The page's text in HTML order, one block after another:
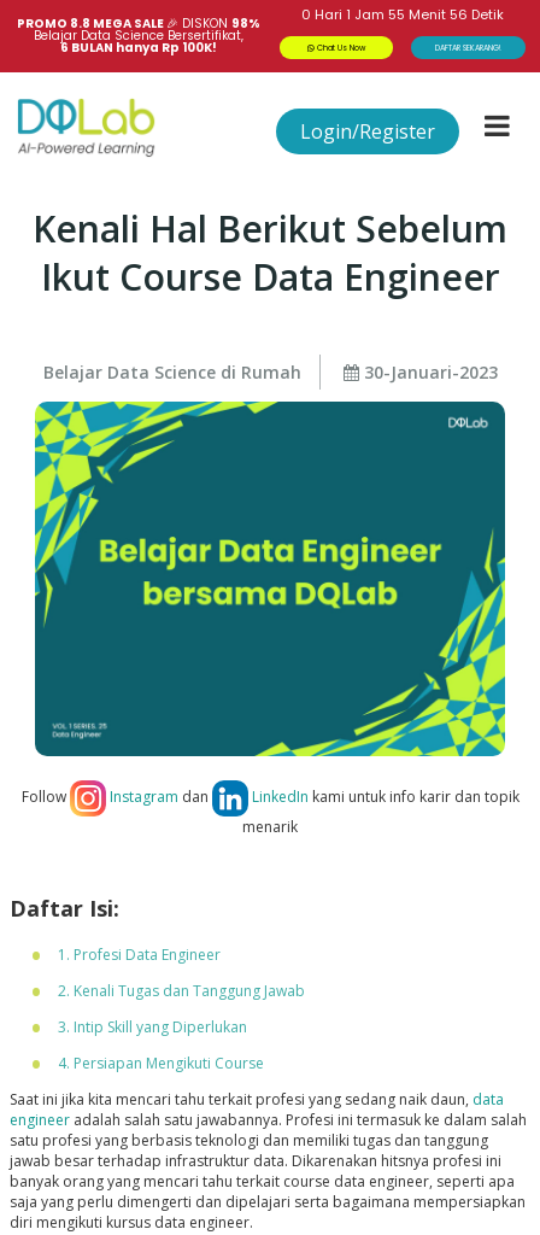
PROMO 8.8 MEGA SALE 🎉 DISKON 98%
Belajar Data Science Bersertifikat,
6 BULAN hanya Rp 100K!
0 Hari 1 Jam 55 Menit 56 Detik
Chat Us Now DAFTAR SEKARANG!
Login/Register
Kenali Hal Berikut Sebelum
Ikut Course Data Engineer
Belajar Data Science di Rumah 30-Januari-2023
Follow Instagram dan LinkedIn kami untuk info karir dan topik
menarik
Daftar Isi:
1. Profesi Data Engineer
2. Kenali Tugas dan Tanggung Jawab
3. Intip Skill yang Diperlukan
4. Persiapan Mengikuti Course
Saat ini jika kita mencari tahu terkait profesi yang sedang naik daun, data
engineeradalah salah satu jawabannya. Profesi ini termasuk ke dalam salah
satu profesi yang berbasis teknologi dan memiliki tugas dan tanggung
jawab besar terhadap infrastruktur data. Dikarenakan hitsnya profesi ini
banyak orang yang mencari tahu terkait course data engineer, seperti apa
saja yang perlu dimengerti dan dipelajari serta bagaimana mempersiapkan
diri mengikuti kursus data engineer.